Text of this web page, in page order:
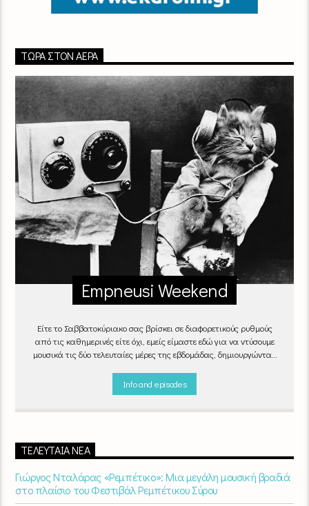
ΤΏΡΑ ΣΤΟΝ ΑΈΡΑ
Empneusi Weekend
Είτε το Σαββατοκύριακο σας βρίσκει σε διαφορετικούς ρυθμούς
από τις καθημερινές είτε όχι, εμείς είμαστε εδώ για να ντύσουμε
μουσικά τις δύο τελευταίες μέρες της εβδομάδας, δημιουργώντας
Info and episodes
ΤΕΛΕΥΤΑΊΑ ΝΈΑ
Γιώργος Νταλάρας «Ρεμπέτικο»: Μια μεγάλη μουσική βραδιά
στο πλαίσιο του Φεστιβάλ Ρεμπέτικου Σύρου